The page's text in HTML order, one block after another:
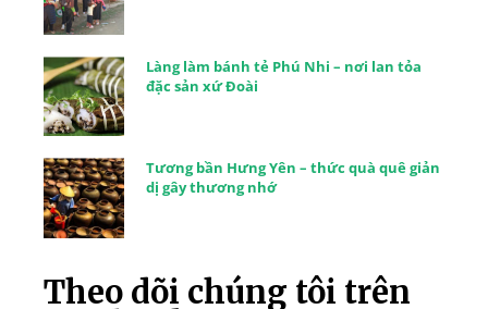
Làng làm bánh tẻ Phú Nhi – nơi lan tỏa
đặc sản xứ Đoài
Tương bần Hưng Yên – thức quà quê giản
dị gây thương nhớ
Theo dõi chúng tôi trên